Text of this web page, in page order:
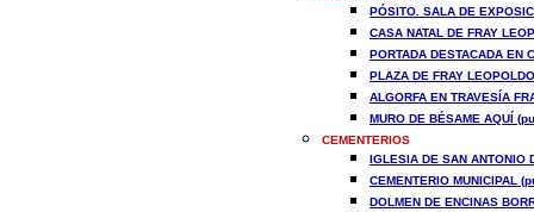
PÓSITO. SALA DE
CASA NATAL DE FRAY
PORTADA DESTACADA EN
PLAZA DE FRAY
ALGORFA EN TRAVESÍA
MURO DE BÉSAME AQUÍ
CEMENTERIOS
IGLESIA DE SAN ANTONIO
CEMENTERIO MUNICIPAL
DOLMEN DE ENCINAS